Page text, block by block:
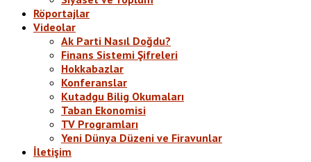
Röportajlar
Videolar
Ak Parti Nasıl Doğdu?
Finans Sistemi Şifreleri
Hokkabazlar
Konferanslar
Kutadgu Bilig Okumaları
Taban Ekonomisi
TV Programları
Yeni Dünya Düzeni ve Firavunlar
İletişim